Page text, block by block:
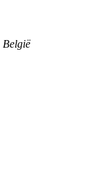
België